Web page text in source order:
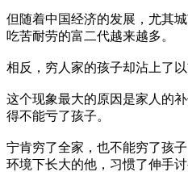
但随着中国经济的发展，尤其
吃苦耐劳的富二代越来越多。
相反，穷人家的孩子却沾上了以
这个现象最大的原因是家人的
得不能亏了孩子。
宁肯穷了全家，也不能穷了孩
环境下长大的他，习惯了伸手